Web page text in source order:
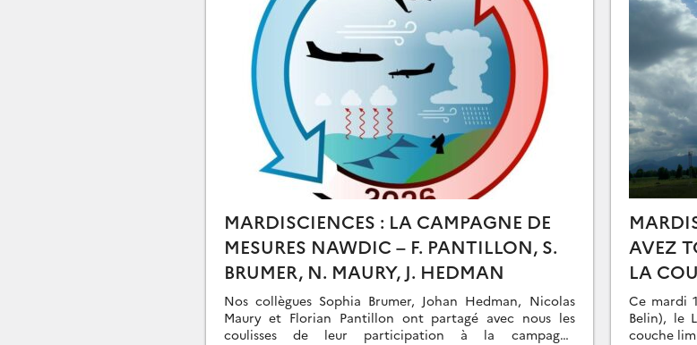
MARDISCIENCES : LA CAMPAGNE DE
MESURES NAWDIC – F. PANTILLON, S.
BRUMER, N. MAURY, J. HEDMAN
Nos collègues Sophia Brumer, Johan Hedman, Nicolas
Maury et Florian Pantillon ont partagé avec nous les
coulisses de leur participation à la campagne
AVEZ
LA
F.
Ce mardi
Belin), le
couche